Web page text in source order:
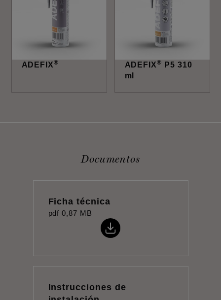
ADEFIX® ADEFIX®
P5 310
ml
Documentos
Ficha técnica
pdf 0,87 MB
Instrucciones de